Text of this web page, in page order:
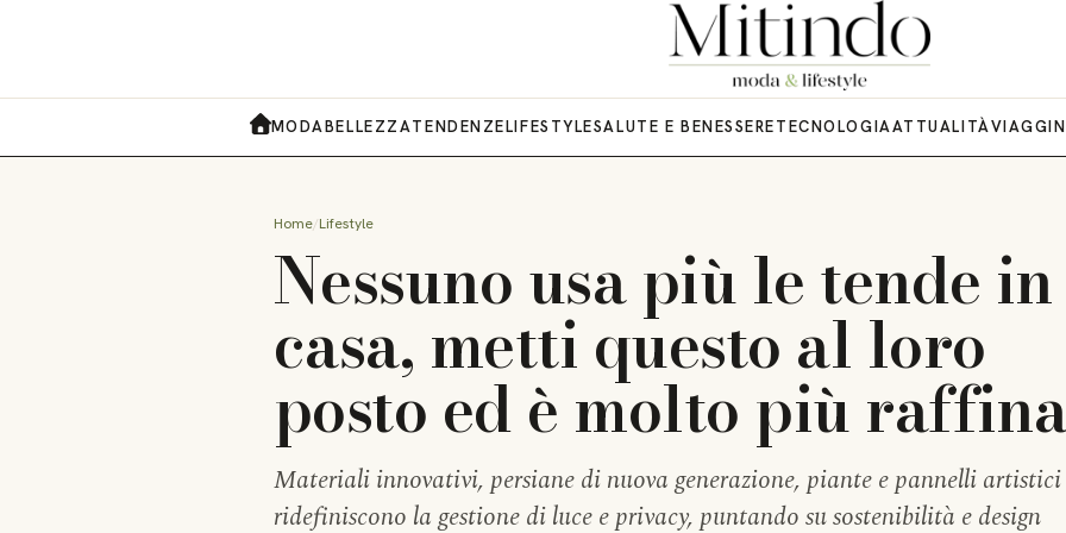
MODABELLEZZATENDENZELIFESTYLESALUTE E BENESSERETECNOLOGIAATTUALITÀVIAGGI
Home Lifestyle
Nessuno usa più le tende in
casa, metti questo al loro
posto ed è molto più
Materiali innovativi, persiane di nuova generazione, piante e pannelli artistici
ridefiniscono la gestione di luce e privacy, puntando su sostenibilità e design